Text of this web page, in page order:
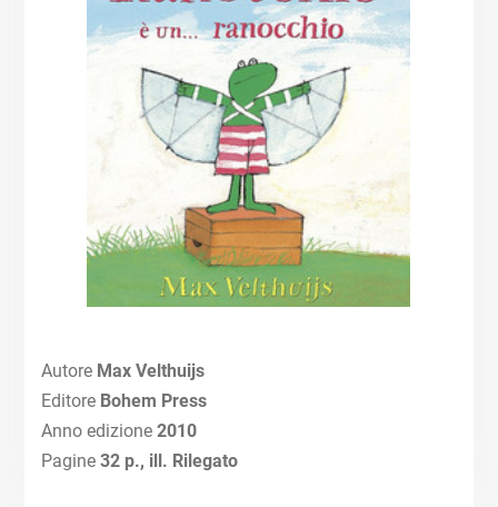
AutoreMax Velthuijs
Editore Bohem Press
Anno edizione 2010
Pagine 32 p., ill. Rilegato